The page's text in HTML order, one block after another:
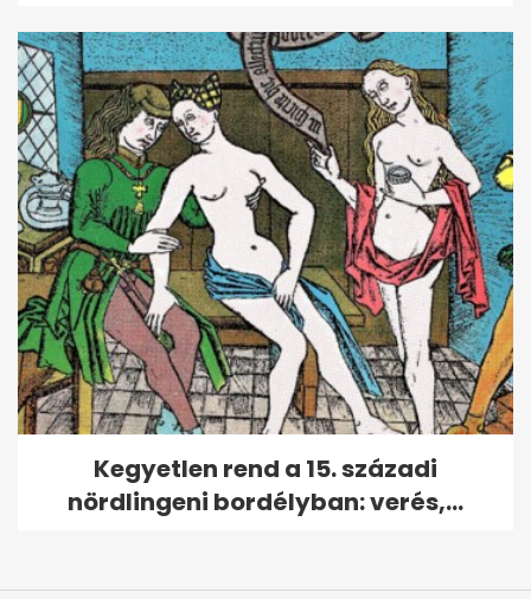
Kegyetlen rend a 15. századi
nördlingeni bordélyban: verés,...